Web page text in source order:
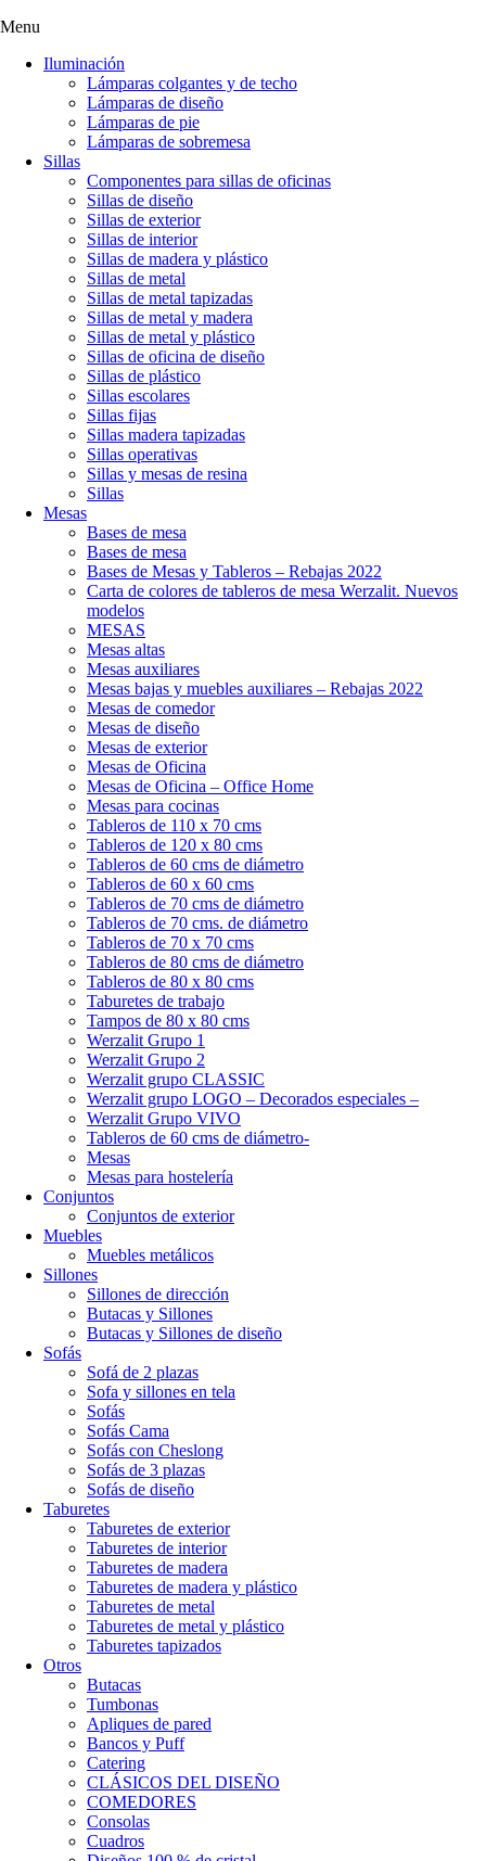
Menu
Iluminación
Lámparas colgantes y de techo
Lámparas de diseño
Lámparas de pie
Lámparas de sobremesa
Sillas
Componentes para sillas de oficinas
Sillas de diseño
Sillas de exterior
Sillas de interior
Sillas de madera y plástico
Sillas de metal
Sillas de metal tapizadas
Sillas de metal y madera
Sillas de metal y plástico
Sillas de oficina de diseño
Sillas de plástico
Sillas escolares
Sillas fijas
Sillas madera tapizadas
Sillas operativas
Sillas y mesas de resina
Sillas
Mesas
Bases de mesa
Bases de mesa
Bases de Mesas y Tableros – Rebajas 2022
Carta de colores de tableros de mesa Werzalit. Nuevos
modelos
MESAS
Mesas altas
Mesas auxiliares
Mesas bajas y muebles auxiliares – Rebajas 2022
Mesas de comedor
Mesas de diseño
Mesas de exterior
Mesas de Oficina
Mesas de Oficina – Office Home
Mesas para cocinas
Tableros de 110 x 70 cms
Tableros de 120 x 80 cms
Tableros de 60 cms de diámetro
Tableros de 60 x 60 cms
Tableros de 70 cms de diámetro
Tableros de 70 cms. de diámetro
Tableros de 70 x 70 cms
Tableros de 80 cms de diámetro
Tableros de 80 x 80 cms
Taburetes de trabajo
Tampos de 80 x 80 cms
Werzalit Grupo 1
Werzalit Grupo 2
Werzalit grupo CLASSIC
Werzalit grupo LOGO – Decorados especiales –
Werzalit Grupo VIVO
Tableros de 60 cms de diámetro-
Mesas
Mesas para hostelería
Conjuntos
Conjuntos de exterior
Muebles
Muebles metálicos
Sillones
Sillones de dirección
Butacas y Sillones
Butacas y Sillones de diseño
Sofás
Sofá de 2 plazas
Sofa y sillones en tela
Sofás
Sofás Cama
Sofás con Cheslong
Sofás de 3 plazas
Sofás de diseño
Taburetes
Taburetes de exterior
Taburetes de interior
Taburetes de madera
Taburetes de madera y plástico
Taburetes de metal
Taburetes de metal y plástico
Taburetes tapizados
Otros
Butacas
Tumbonas
Apliques de pared
Bancos y Puff
Catering
CLÁSICOS DEL DISEÑO
COMEDORES
Consolas
Cuadros